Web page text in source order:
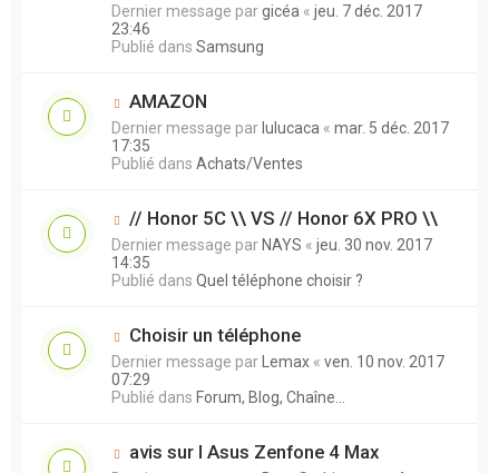
Dernier message pargicéa « jeu. 7 déc. 2017
23:46
Publié dans Samsung
AMAZON
Dernier message parlulucaca « mar. 5 déc. 2017
17:35
Publié dans Achats/Ventes
// Honor 5C \\ VS // Honor 6X PRO \\
Dernier message parNAYS « jeu. 30 nov. 2017
14:35
Publié dans Quel téléphone choisir ?
Choisir un téléphone
Dernier message parLemax « ven. 10 nov. 2017
07:29
Publié dans Forum, Blog, Chaîne...
avis sur l Asus Zenfone 4 Max